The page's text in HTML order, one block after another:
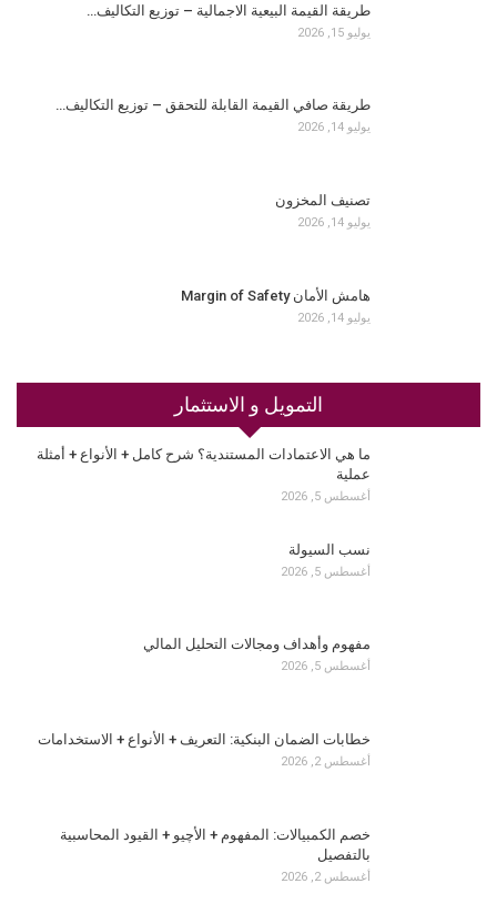
طريقة القيمة البيعية الاجمالية – توزيع التكاليف…
يوليو 15, 2026
طريقة صافي القيمة القابلة للتحقق – توزيع التكاليف…
يوليو 14, 2026
تصنيف المخزون
يوليو 14, 2026
هامش الأمان Margin of Safety
يوليو 14, 2026
التمويل و الاستثمار
ما هي الاعتمادات المستندية؟ شرح كامل + الأنواع + أمثلة
عملية
أغسطس 5, 2026
نسب السيولة
أغسطس 5, 2026
مفهوم وأهداف ومجالات التحليل المالي
أغسطس 5, 2026
خطابات الضمان البنكية: التعريف + الأنواع + الاستخدامات
أغسطس 2, 2026
خصم الكمبيالات: المفهوم + الأچيو + القيود المحاسبية
بالتفصيل
أغسطس 2, 2026